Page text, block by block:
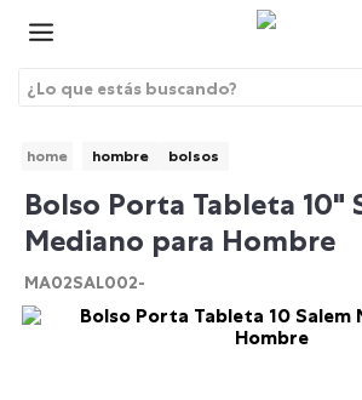
¿Lo que estás buscando?
1.
morrales
2.
gorras
3.
bolsos
4 .
morral
hombre bolsos
Bolso Porta Tableta 10"
Mediano para Hombre
MA02SAL002-